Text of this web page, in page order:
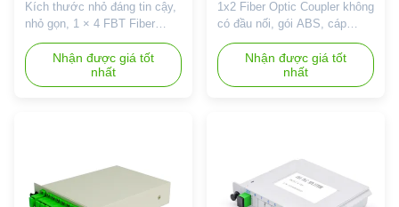
Kích thước nhỏ đáng tin cậy,
nhỏ gọn, 1 × 4 FBT Fiber
Optic Splitter Bộ chia quang 1
× 4, đầu nối 1310 / 1550nm,
SC / APC, cáp 3.0mm FBT
SPLITTER: 1. Bộ tách sợi
Các sản phẩm chủ yếu được
sử d...
Nhận được giá tốt
nhất
1x2 Fiber Optic Coupler không
có đầu nối, gói ABS, cáp
3.0mm Tỷ lệ tách 30:70, cửa
sổ kép Optical Splitter /
Coupler là một thiết bị quang
học kết hợp hoặc chia tách
quang. Tính năng, đặc điểm:
Tỷ lệ khớp nối khác ...
Nhận được giá tốt
nhất